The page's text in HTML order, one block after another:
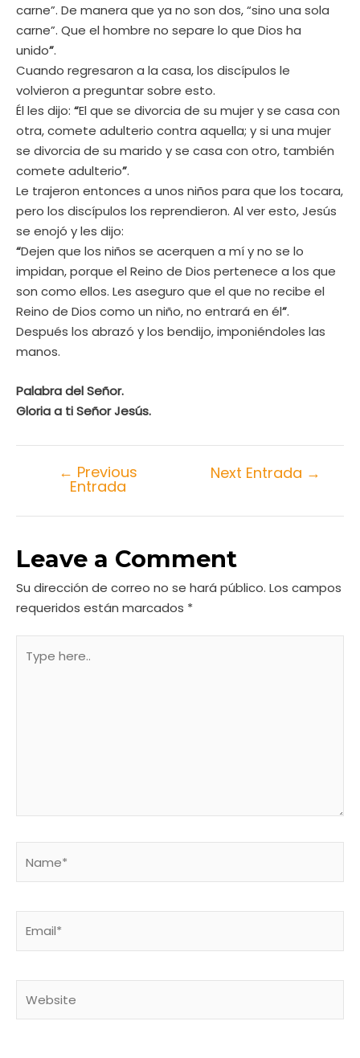
carne”. De manera que ya no son dos, “sino una sola
carne”. Que el hombre no separe lo que Dios ha
unido”.
Cuando regresaron a la casa, los discípulos le
volvieron a preguntar sobre esto.
Él les dijo: “El que se divorcia de su mujer y se casa con
otra, comete adulterio contra aquella; y si una mujer
se divorcia de su marido y se casa con otro, también
comete adulterio”.
Le trajeron entonces a unos niños para que los tocara,
pero los discípulos los reprendieron. Al ver esto, Jesús
se enojó y les dijo:
“Dejen que los niños se acerquen a mí y no se lo
impidan, porque el Reino de Dios pertenece a los que
son como ellos. Les aseguro que el que no recibe el
Reino de Dios como un niño, no entrará en él”.
Después los abrazó y los bendijo, imponiéndoles las
manos.
Palabra del Señor.
Gloria a ti Señor Jesús.
← Previous
Entrada
Next Entrada →
Leave a Comment
Su dirección de correo no se hará público. Los campos
requeridos están marcados *
here..